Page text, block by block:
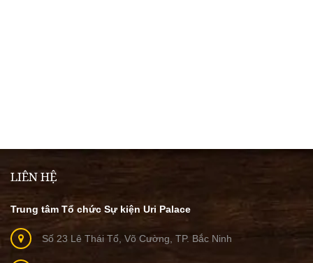
LIÊN HỆ
Trung tâm Tổ chức Sự kiện Uri Palace
Số 23 Lê Thái Tổ, Võ Cường, TP. Bắc Ninh